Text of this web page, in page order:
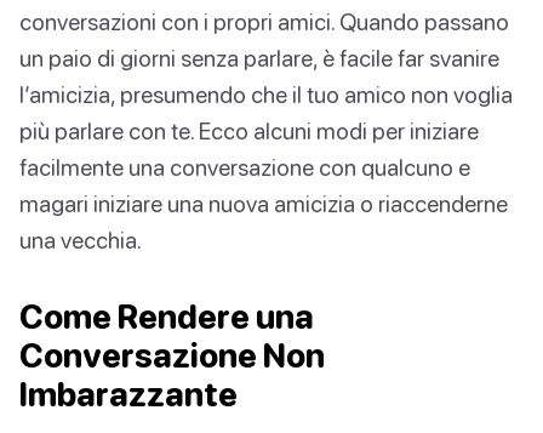
conversazioni con i propri amici. Quando passano
un paio di giorni senza parlare, è facile far svanire
l’amicizia, presumendo che il tuo amico non voglia
più parlare con te. Ecco alcuni modi per iniziare
facilmente una conversazione con qualcuno e
magari iniziare una nuova amicizia o riaccenderne
una vecchia.
Come Rendere una
Conversazione Non
Imbarazzante